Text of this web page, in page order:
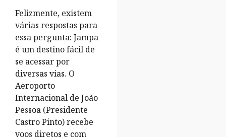
Felizmente, existem
várias respostas para
essa pergunta: Jampa
é um destino fácil de
se acessar por
diversas vias. O
Aeroporto
Internacional de João
Pessoa (Presidente
Castro Pinto) recebe
voos diretos e com